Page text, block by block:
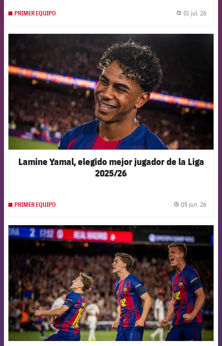
PRIMER EQUIPO 01 jul. 26
FCB Barcelona badge
Lamine Yamal, elegido mejor jugador de la Liga
2025/26
PRIMER EQUIPO 05 jun. 26
FCB Barcelona badge